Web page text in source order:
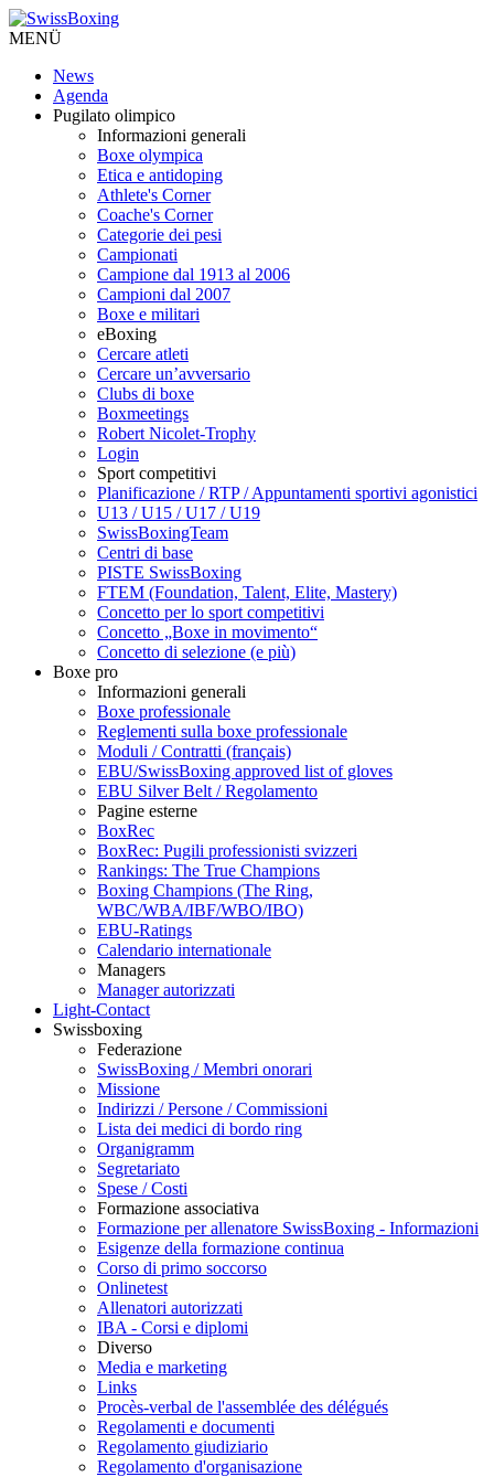
MENÜ
News
Agenda
Pugilato olimpico
Informazioni generali
Boxe olympica
Etica e antidoping
Athlete's Corner
Coache's Corner
Categorie dei pesi
Campionati
Campione dal 1913 al 2006
Campioni dal 2007
Boxe e militari
eBoxing
Cercare atleti
Cercare un’avversario
Clubs di boxe
Boxmeetings
Robert Nicolet-Trophy
Login
Sport competitivi
Planificazione / RTP / Appuntamenti sportivi agonistici
U13 / U15 / U17 / U19
SwissBoxingTeam
Centri di base
PISTE SwissBoxing
FTEM (Foundation, Talent, Elite, Mastery)
Concetto per lo sport competitivi
Concetto „Boxe in movimento“
Concetto di selezione (e più)
Boxe pro
Informazioni generali
Boxe professionale
Reglementi sulla boxe professionale
Moduli / Contratti (français)
EBU/SwissBoxing approved list of gloves
EBU Silver Belt / Regolamento
Pagine esterne
BoxRec
BoxRec: Pugili professionisti svizzeri
Rankings: The True Champions
Boxing Champions (The Ring,
WBC/WBA/IBF/WBO/IBO)
EBU-Ratings
Calendario internationale
Managers
Manager autorizzati
Light-Contact
Swissboxing
Federazione
SwissBoxing / Membri onorari
Missione
Indirizzi / Persone / Commissioni
Lista dei medici di bordo ring
Organigramm
Segretariato
Spese / Costi
Formazione associativa
Formazione per allenatore SwissBoxing - Informazioni
Esigenze della formazione continua
Corso di primo soccorso
Onlinetest
Allenatori autorizzati
IBA - Corsi e diplomi
Diverso
Media e marketing
Links
Procès-verbal de l'assemblée des délégués
Regolamenti e documenti
Regolamento giudiziario
Regolamento d'organisazione